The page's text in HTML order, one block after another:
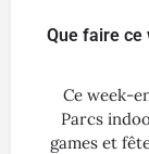
Que faire ce
Ce week-
Parcs
games et